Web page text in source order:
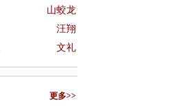
山蛟龙
汪翔
文礼
更多>>